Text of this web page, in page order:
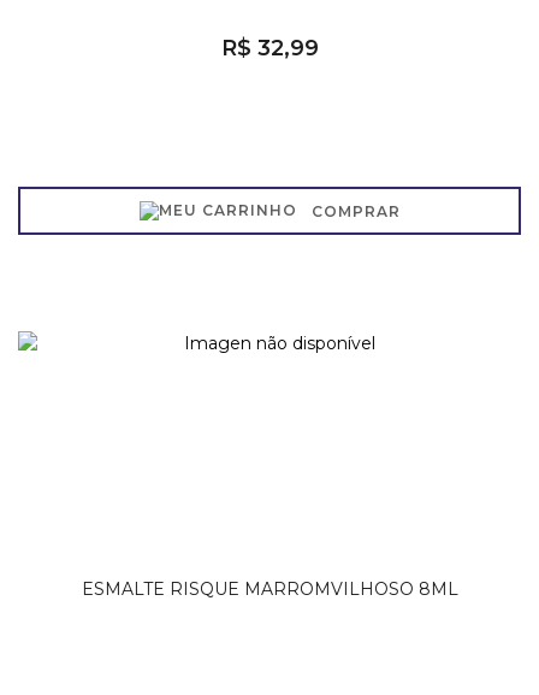
R$ 32,99
COMPRAR
ESMALTE RISQUE MARROMVILHOSO 8ML